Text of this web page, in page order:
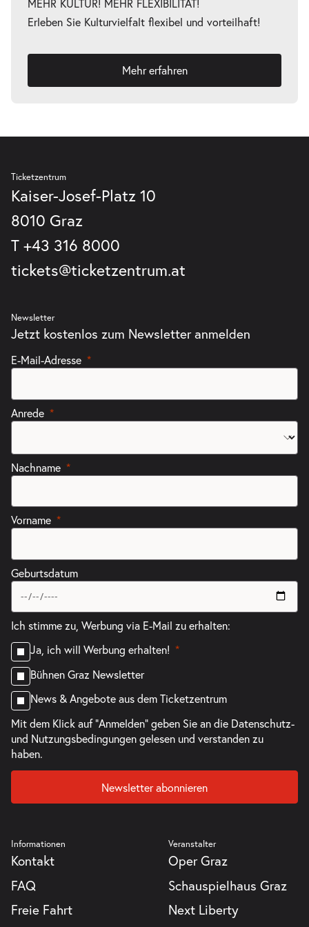
MEHR KULTUR! MEHR FLEXIBILITÄT!
Erleben Sie Kulturvielfalt flexibel und vorteilhaft!
Mehr erfahren
Ticketzentrum
Kaiser-Josef-Platz 10
8010 Graz
T +43 316 8000
tickets@ticketzentrum.at
Newsletter
Jetzt kostenlos zum Newsletter anmelden
E-Mail-Adresse
Anrede
Nachname
Vorname
Geburtsdatum
Ich stimme zu, Werbung via E-Mail zu erhalten:
Ja, ich will Werbung erhalten!
Bühnen Graz Newsletter
News & Angebote aus dem Ticketzentrum
Mit dem Klick auf "Anmelden" geben Sie an die Datenschutz-
und Nutzungsbedingungen gelesen und verstanden zu
haben.
Newsletter abonnieren
Informationen
Kontakt
FAQ
Freie Fahrt
Veranstalter
Oper Graz
Schauspielhaus Graz
Next Liberty